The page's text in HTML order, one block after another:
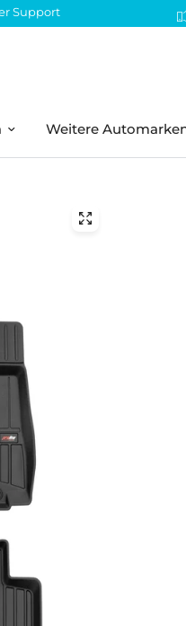
Support
Weitere